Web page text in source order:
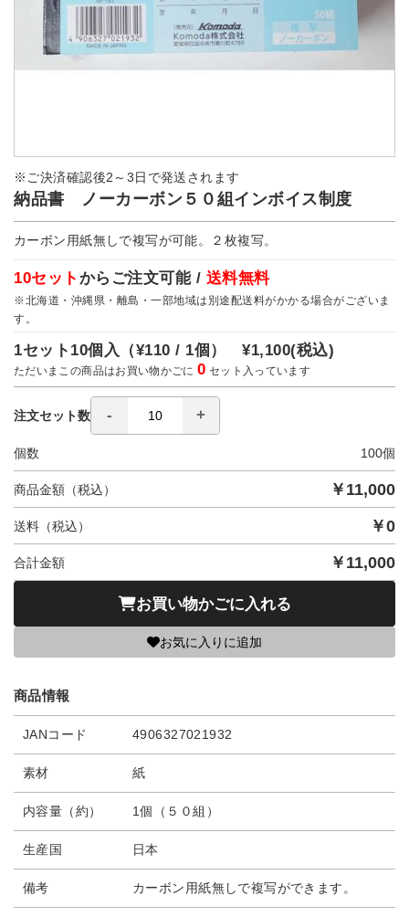
※ご決済確認後2～3日で発送されます
納品書 ノーカーボン５０組インボイス制度
カーボン用紙無しで複写が可能。２枚複写。
10セット からご注文可能 / 送料無料
※北海道・沖縄県・離島・一部地域は別途配送料がかかる場合がございま
す。
1セット10個入（¥110 / 1個）¥1,100(税込)
ただいまこの商品はお買い物かごに0 セット入っています
注文セット数
個数 100個
商品金額（税込） ￥ 11,000
送料（税込） ￥0
合計金額 ￥ 11,000
お買い物かごに入れる
お気に入りに追加
商品情報
JANコード 4906327021932
素材 紙
内容量（約） 1個（５０組）
生産国 日本
備考 カーボン用紙無しで複写ができます。